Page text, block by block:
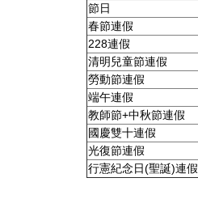
節日
春節連假
228連假
清明兒童節連假
勞動節連假
端午連假
教師節+中秋節連假
國慶雙十連假
光復節連假
行憲紀念日(聖誕)連假